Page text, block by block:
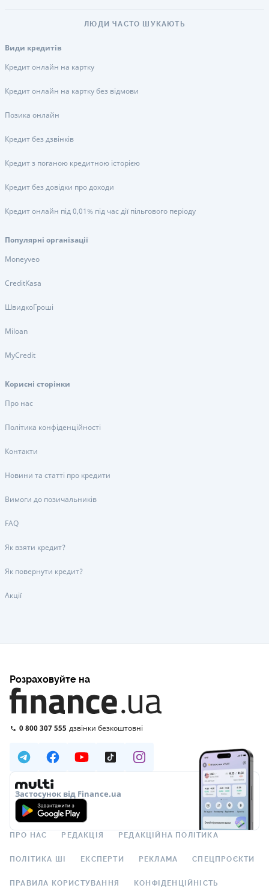
ЛЮДИ ЧАСТО ШУКАЮТЬ
Види кредитів
Кредит онлайн на картку
Кредит онлайн на картку без відмови
Позика онлайн
Кредит без дзвінків
Кредит з поганою кредитною історією
Кредит без довідки про доходи
Кредит онлайн під 0,01% під час дії пільгового періоду
Популярні організації
Moneyveo
CreditKasa
ШвидкоГроші
Miloan
MyCredit
Корисні сторінки
Про нас
Політика конфіденційності
Контакти
Новини та статті про кредити
Вимоги до позичальників
FAQ
Як взяти кредит?
Як повернути кредит?
Акції
Розраховуйте на
0 800 307 555 дзвінки безкоштовні
Застосунок від Finance.ua
ПРО НАС РЕДАКЦІЯ РЕДАКЦІЙНА ПОЛІТИКА
ПОЛІТИКА ШІ ЕКСПЕРТИ РЕКЛАМА СПЕЦПРОЄКТИ
ПРАВИЛА КОРИСТУВАННЯ КОНФІДЕНЦІЙНІСТЬ